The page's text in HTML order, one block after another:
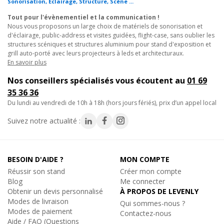
professionnel. Il convient également aux structures aluminium
carré utilisées en exposition, galerie d’art ou hall d’accueil dans le
cadre d’un matériel pour stand d’exposition structurant.
Applications possibles :
- Création de cadres complets pour stand alu en salon pour
professionnel.
- Montage de grill technique pour scène ou concert.
- Structuration d’espace modulaire en exposition.
montages professionnels de grande envergure !
Caractéristiques techniques :
- Angle 4 directions 90 degrés
- Diamètre des tubes : 50mm
- Filets : 16mm
Tout pour l'évènementiel et la communication !
Nous vous proposons un large choix de matériels de sonorisation et
d'éclairage, public-address et visites guidées, flight-case, sans oublier les
structures scéniques et structures aluminium pour stand d'exposition et
grill auto-porté avec leurs projecteurs à leds et architecturaux.
En savoir plus
Nos conseillers spécialisés vous écoutent au 01 69
35 36 36
du lundi au vendredi de 10h à 18h (hors jours fériés), prix d’un appel local
Suivez notre actualité :
BESOIN D'AIDE ?
Réussir son stand
Blog
Obtenir un devis personnalisé
Modes de livraison
Modes de paiement
Aide / FAQ (Questions
MON COMPTE
Créer mon compte
Me connecter
À PROPOS DE LEVENLY
Qui sommes-nous ?
Contactez-nous